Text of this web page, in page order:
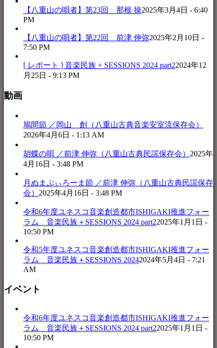
【八重山の唄者】第23回 那根 操2025年3月4日 - 6:40
PM
【八重山の唄者】第22回 前津 伸弥2025年2月10日 -
7:50 PM
[ レポート ] 音楽民族 + SESSIONS 2024 part22024年12
月25日 - 9:13 PM
動画
鳩間節 ／岡山 創（八重山古典音楽安室流保存会）
2026年4月6日 - 1:13 AM
胡蝶の唄 ／前津 伸弥（八重山古典民謡保存会） 2025年
4月16日 - 3:48 PM
月ぬまぷぃろーま節 ／前津 伸弥（八重山古典民謡保存
会） 2025年4月16日 - 3:48 PM
令和6年度ユネスコ音楽創造都市ISHIGAKI推進フォー
ラム 音楽民族＋SESSIONS 2024 part22025年1月1日 -
10:50 PM
令和5年度ユネスコ音楽創造都市ISHIGAKI推進フォー
ラム 音楽民族＋SESSIONS 20242024年5月4日 - 7:21
AM
イベント
令和6年度ユネスコ音楽創造都市ISHIGAKI推進フォー
ラム 音楽民族＋SESSIONS 2024 part22025年1月1日 -
10:50 PM